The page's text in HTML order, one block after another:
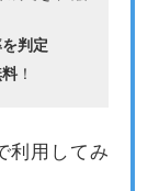
判定
！
利用してみ